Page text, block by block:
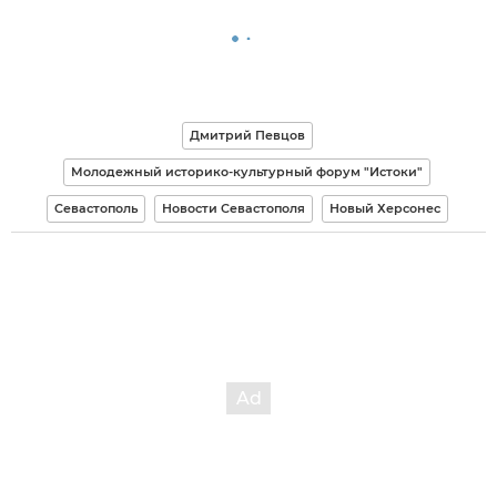
Дмитрий Певцов
Молодежный историко-культурный форум "Истоки"
Севастополь Новости Севастополя Новый Херсонес